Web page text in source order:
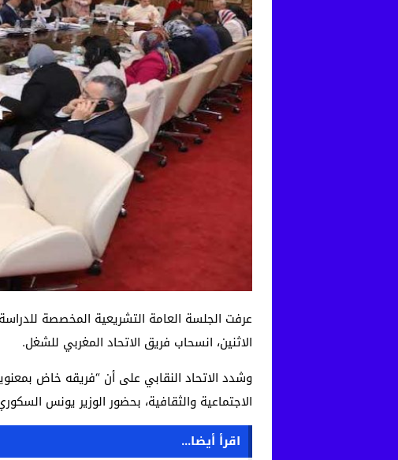
الاثنين، انسحاب فريق الاتحاد المغربي للشغل.
وشدد الاتحاد النقابي على أن “فريقه خاض
الاجتماعية والثقافية، بحضور الوزير يونس
اقرأ أيضا...